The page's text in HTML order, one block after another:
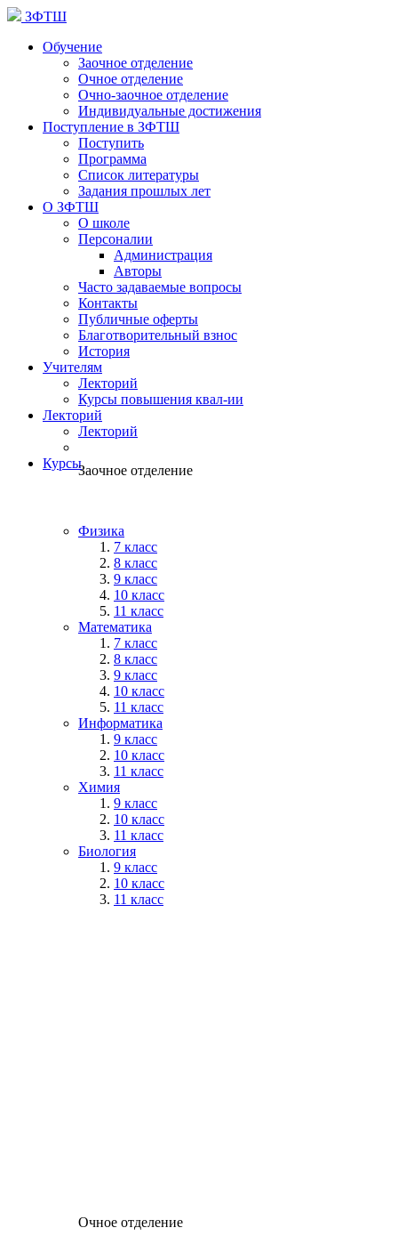
ЗФТШ
Обучение
Заочное отделение
Очное отделение
Очно-заочное отделение
Индивидуальные достижения
Поступление в ЗФТШ
Поступить
Программа
Список литературы
Задания прошлых лет
О ЗФТШ
О школе
Персоналии
Администрация
Авторы
Часто задаваемые вопросы
Контакты
Публичные оферты
Благотворительный взнос
История
Учителям
Лекторий
Курсы повышения квал-ии
Лекторий
Лекторий
КурсыЗаочное отделение
Физика
7 класс
8 класс
9 класс
10 класс
11 класс
Математика
7 класс
8 класс
9 класс
10 класс
11 класс
Информатика
9 класс
10 класс
11 класс
Химия
9 класс
10 класс
11 класс
Биология
9 класс
10 класс
11 класс
Очное отделение